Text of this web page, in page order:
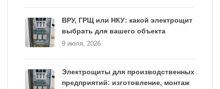
ВРУ, ГРЩ или НКУ: какой электрощит
выбрать для вашего объекта
9 июля, 2026
Электрощиты для производственных
предприятий: изготовление, монтаж